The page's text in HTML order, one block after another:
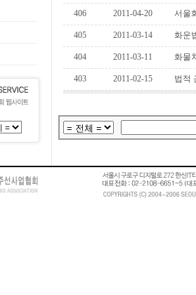
406 2011-04-20 서울
405 2011-03-14 화운
404 2011-03-11 화물
403 2011-02-15 법적